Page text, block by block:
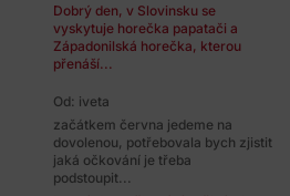
Dobrý den, v Slovinsku se
vyskytuje horečka papatači a
Západonilská horečka, kterou
přenáší...
Od: iveta
začátkem června jedeme na
dovolenou, potřebovala bych zjistit
jaká očkování je třeba
podstoupit...